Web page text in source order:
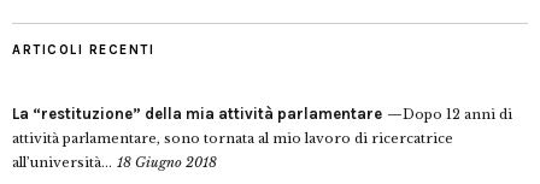
ARTICOLI RECENTI
La “restituzione” della mia attività parlamentare
Dopo 12 anni di
attività parlamentare, sono tornata al mio lavoro di ricercatrice
all’università... 18 Giugno 2018